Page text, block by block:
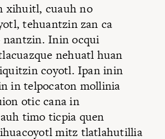
xihuitl, cuauh no
tehuantzin zan ca
Inin ocqui
nehuatl huan
coyotl. Ipan inin
in telpocaton mollinia
otic cana in
timo ticpia quen
mitz tlatlahutillia